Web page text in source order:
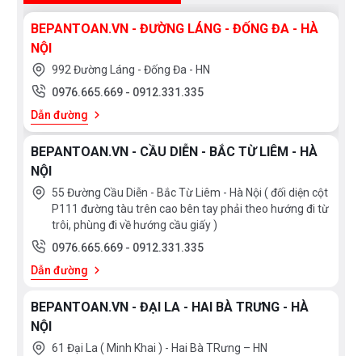
BEPANTOAN.VN - ĐƯỜNG LÁNG - ĐỐNG ĐA - HÀ
NỘI
992 Đường Láng - Đống Đa - HN
0976.665.669 - 0912.331.335
Dẫn đường
BEPANTOAN.VN - CẦU DIỄN - BẮC TỪ LIÊM - HÀ
NỘI
55 Đường Cầu Diễn - Bắc Từ Liêm - Hà Nội ( đối diện cột
P111 đường tàu trên cao bên tay phải theo hướng đi từ
trôi, phùng đi về hướng cầu giấy )
0976.665.669 - 0912.331.335
Dẫn đường
BEPANTOAN.VN - ĐẠI LA - HAI BÀ TRƯNG - HÀ
NỘI
61 Đại La ( Minh Khai ) - Hai Bà TRưng – HN